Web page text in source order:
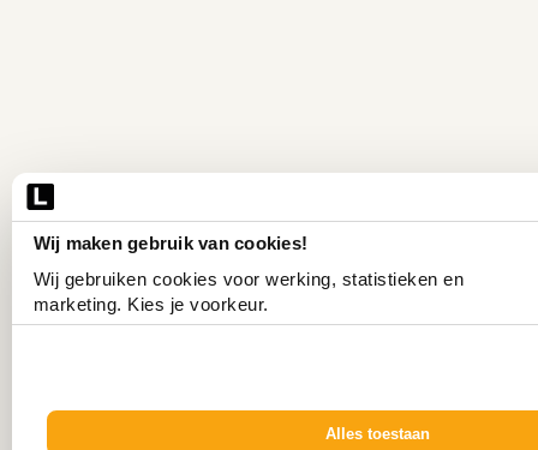
Wij maken gebruik van cookies!
Wij gebruiken cookies voor werking, statistieken en
marketing. Kies je voorkeur.
Alles toestaan